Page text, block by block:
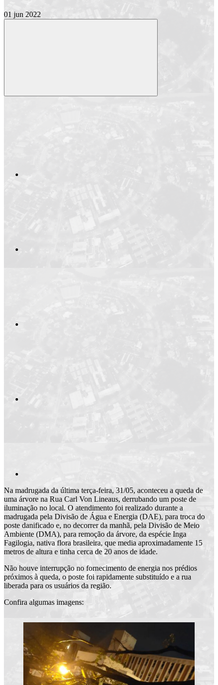
01 jun 2022
Compartilhar
Compartilhar
Na madrugada da última terça-feira, 31/05, aconteceu a queda de
uma árvore na Rua Carl Von Lineaus, derrubando um poste de
iluminação no local. O atendimento foi realizado durante a
madrugada pela Divisão de Água e Energia (DAE), para troca do
poste danificado e, no decorrer da manhã, pela Divisão de Meio
Ambiente (DMA), para remoção da árvore, da espécie Inga
Fagilogia, nativa flora brasileira, que media aproximadamente 15
metros de altura e tinha cerca de 20 anos de idade.
Não houve interrupção no fornecimento de energia nos prédios
próximos à queda, o poste foi rapidamente substituído e a rua
liberada para os usuários da região.
Confira algumas imagens: